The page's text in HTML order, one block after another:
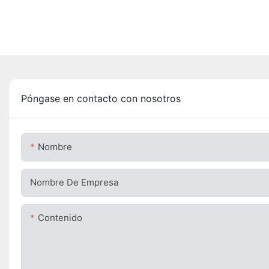
Póngase en contacto con nosotros
Nombre
Nombre De Empresa
Contenido